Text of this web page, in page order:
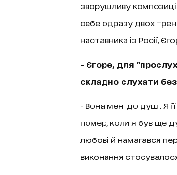
зворушливу
себе одразу двох
наставника із Росії,
- Єгоре, для
складно слухати без
- Вона мені до душі. Я
помер, коли я був ще
любові й намагався
виконання